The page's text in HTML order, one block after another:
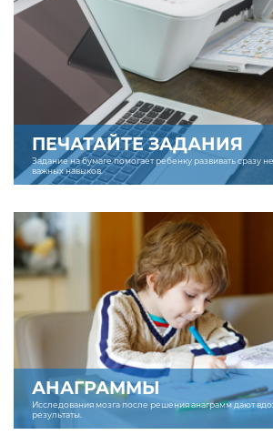
ПЕЧАТАЙТЕ ЗАДАНИЯ
Задание на бумаге помогает ребенку развивать сразу
важных навыков.
АНАГРАММЫ
Исследования мозга после решения анаграмм дают
результаты.